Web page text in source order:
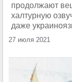
продолжают
халтурную
даже
27 июля 2021